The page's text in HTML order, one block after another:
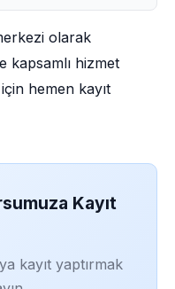
olarak
kapsamlı hizmet
hemen kayıt
Kayıt
kayıt yaptırmak